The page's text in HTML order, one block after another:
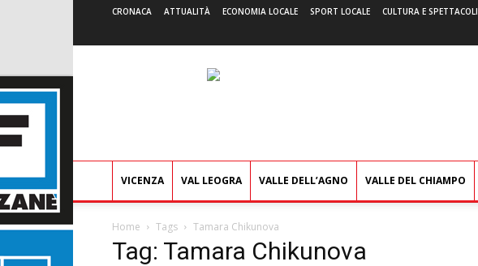
CRONACA ATTUALITÀ ECONOMIA LOCALE SPORT LOCALE CULTURA E SPETTACOLI
VICENZA VAL LEOGRA VALLE DELL’AGNO VALLE DEL CHIAMPO
Home Tags Tamara Chikunova
Tag: Tamara Chikunova